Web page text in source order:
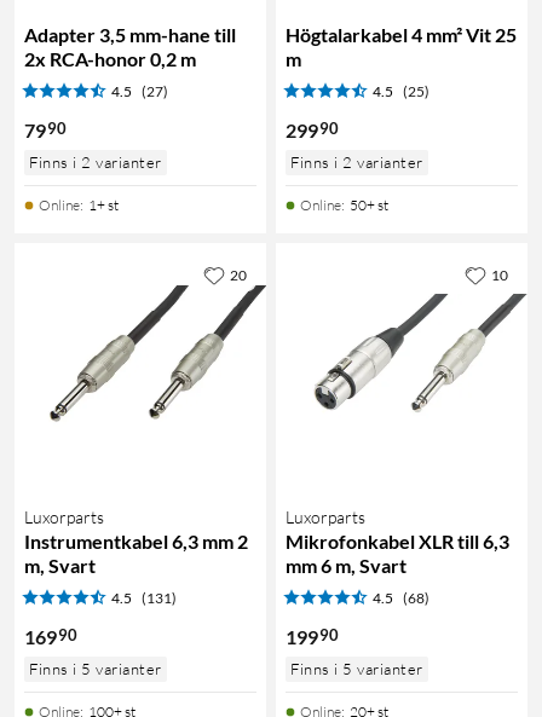
Adapter 3,5 mm-hane till
2x RCA-honor 0,2 m
4.5 (27)
7990
Finns i 2 varianter
Online: 1+ st
Högtalarkabel 4 mm² Vit 25
m
4.5 (25)
29990
Finns i 2 varianter
Online: 50+ st
Luxorparts
Instrumentkabel 6,3 mm 2
m, Svart
4.5 (131)
16990
Finns i 5 varianter
Online: 100+ st
20
Luxorparts
Mikrofonkabel XLR till 6,3
mm 6 m, Svart
4.5 (68)
19990
Finns i 5 varianter
Online: 20+ st
10